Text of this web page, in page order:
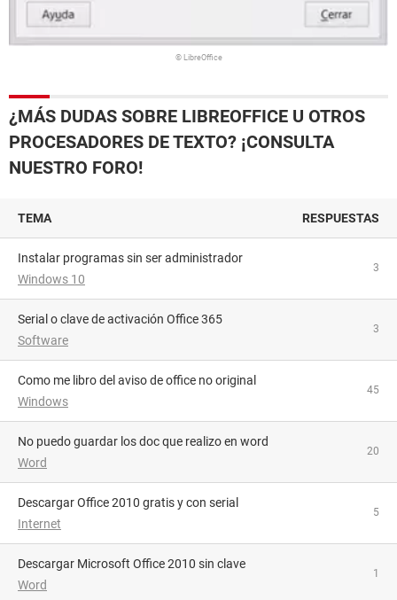
© LibreOffice
¿MÁS DUDAS SOBRE LIBREOFFICE U OTROS
PROCESADORES DE TEXTO? ¡CONSULTA
NUESTRO FORO!
TEMA RESPUESTAS
Instalar programas sin ser administrador
Windows 10
3
Serial o clave de activación Office 365
Software
3
como me libro del aviso de office no original
Windows
45
no puedo guardar los doc que realizo en word
Word
20
Descargar Office 2010 gratis y con serial
Internet
5
Descargar Microsoft Office 2010 sin clave
Word
1